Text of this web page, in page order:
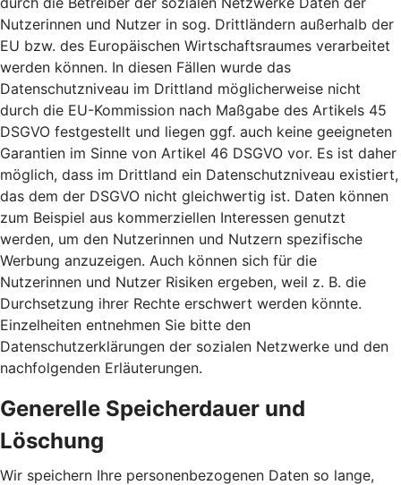
Nutzerinnen und Nutzer in sog. Drittländern außerhalb der
EU bzw. des Europäischen Wirtschaftsraumes verarbeitet
werden können. In diesen Fällen wurde das
Datenschutzniveau im Drittland möglicherweise nicht
durch die EU-Kommission nach Maßgabe des Artikels 45
DSGVO festgestellt und liegen ggf. auch keine geeigneten
Garantien im Sinne von Artikel 46 DSGVO vor. Es ist daher
möglich, dass im Drittland ein Datenschutzniveau existiert,
das dem der DSGVO nicht gleichwertig ist. Daten können
zum Beispiel aus kommerziellen Interessen genutzt
werden, um den Nutzerinnen und Nutzern spezifische
Werbung anzuzeigen. Auch können sich für die
Nutzerinnen und Nutzer Risiken ergeben, weil z. B. die
Durchsetzung ihrer Rechte erschwert werden könnte.
Einzelheiten entnehmen Sie bitte den
Datenschutzerklärungen der sozialen Netzwerke und den
nachfolgenden Erläuterungen.
Generelle Speicherdauer und
Löschung
Wir speichern Ihre personenbezogenen Daten so lange,